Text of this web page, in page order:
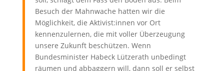
Besuch der Mahnwache hatten wir die
Möglichkeit, die Aktivist:innen vor Ort
kennenzulernen, die mit voller Überzeugung
unsere Zukunft beschützen. Wenn
Bundesminister Habeck Lützerath unbedingt
räumen und abbaggern will, dann soll er selbst